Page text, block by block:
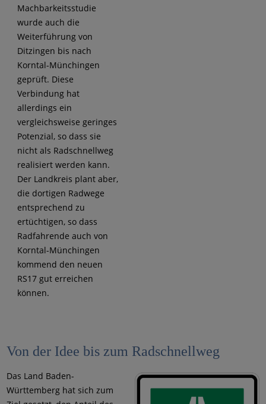
Machbarkeitsstudie
wurde auch die
Weiterführung von
Ditzingen bis nach
Korntal-Münchingen
geprüft. Diese
Verbindung hat
allerdings ein
vergleichsweise geringes
Potenzial, so dass sie
nicht als Radschnellweg
realisiert werden kann.
Der Landkreis plant aber,
die dortigen Radwege
entsprechend zu
ertüchtigen, so dass
Radfahrende auch von
Korntal-Münchingen
kommend den neuen
RS17 gut erreichen
können.
Von der Idee bis zum Radschnellweg
Das Land Baden-
Württemberg hat sich zum